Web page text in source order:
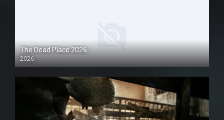
The Dead Place 2026
2026
1080P